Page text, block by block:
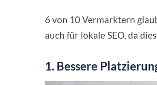
6 von 10 Vermarktern
auch für lokale SEO, da
1. Bessere